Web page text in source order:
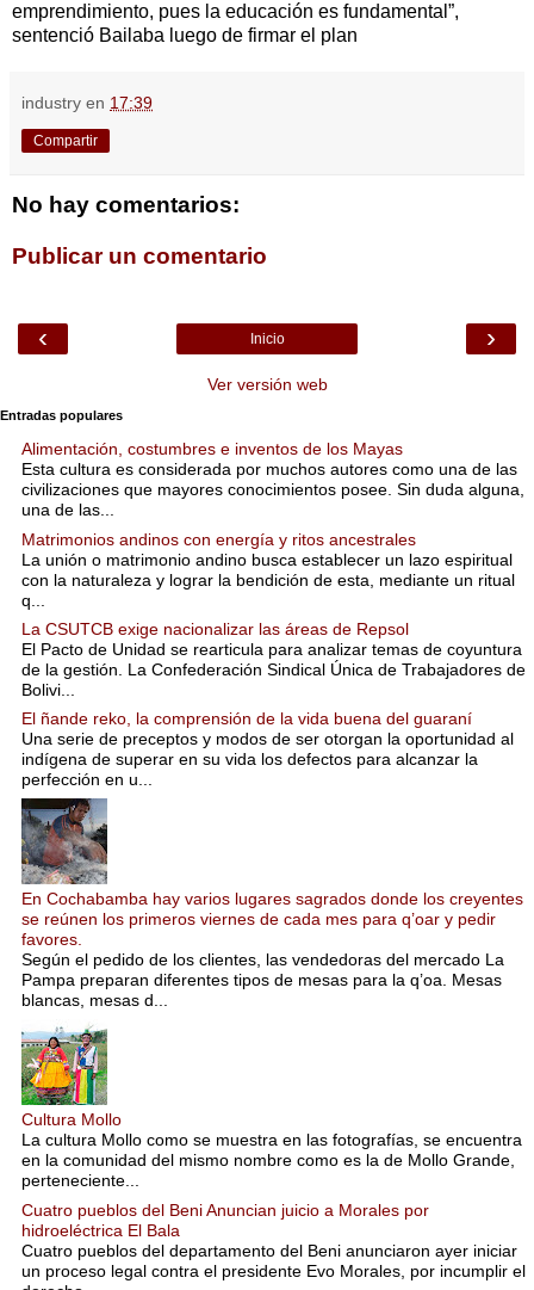
emprendimiento, pues la educación es fundamental”,
sentenció Bailaba luego de firmar el plan
industry en 17:39
Compartir
No hay comentarios:
Publicar un comentario
‹ ›
Inicio
Ver versión web
Entradas populares
Alimentación, costumbres e inventos de los Mayas
Esta cultura es considerada por muchos autores como una de las
civilizaciones que mayores conocimientos posee. Sin duda alguna,
una de las...
Matrimonios andinos con energía y ritos ancestrales
La unión o matrimonio andino busca establecer un lazo espiritual
con la naturaleza y lograr la bendición de esta, mediante un ritual
q...
La CSUTCB exige nacionalizar las áreas de Repsol
El Pacto de Unidad se rearticula para analizar temas de coyuntura
de la gestión. La Confederación Sindical Única de Trabajadores de
Bolivi...
El ñande reko, la comprensión de la vida buena del guaraní
Una serie de preceptos y modos de ser otorgan la oportunidad al
indígena de superar en su vida los defectos para alcanzar la
perfección en u...
En Cochabamba hay varios lugares sagrados donde los creyentes
se reúnen los primeros viernes de cada mes para q’oar y pedir
favores.
Según el pedido de los clientes, las vendedoras del mercado La
Pampa preparan diferentes tipos de mesas para la q’oa. Mesas
blancas, mesas d...
Cultura Mollo
La cultura Mollo como se muestra en las fotografías, se encuentra
en la comunidad del mismo nombre como es la de Mollo Grande,
perteneciente...
Cuatro pueblos del Beni Anuncian juicio a Morales por
hidroeléctrica El Bala
Cuatro pueblos del departamento del Beni anunciaron ayer iniciar
un proceso legal contra el presidente Evo Morales, por incumplir el